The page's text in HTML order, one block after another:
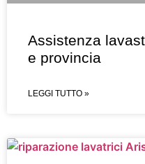
Assistenza
e provincia
LEGGI TUTTO »